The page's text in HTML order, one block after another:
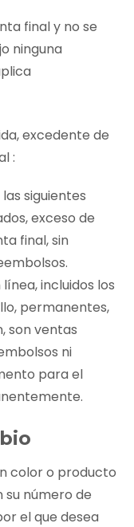
final y no se
ninguna
excedente de
:
siguientes
exceso de
final, sin
incluidos los
permanentes,
son ventas
ni
para el
color o producto
número de
el que desea